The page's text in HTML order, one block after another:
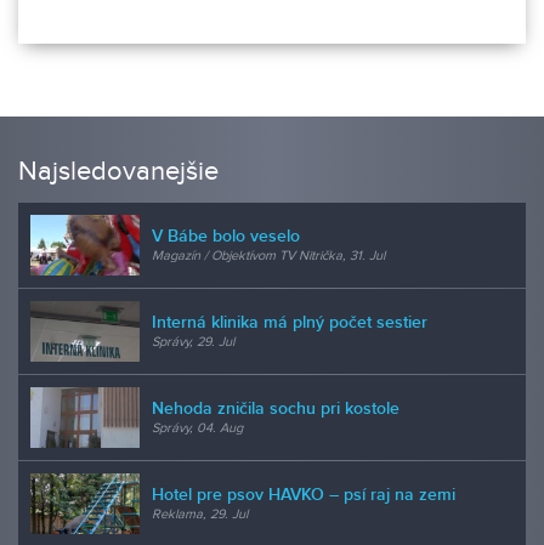
Najsledovanejšie
V Bábe bolo veselo
Magazín / Objektívom TV Nitrička, 31. Jul
Interná klinika má plný počet sestier
Správy, 29. Jul
Nehoda zničila sochu pri kostole
Správy, 04. Aug
Hotel pre psov HAVKO – psí raj na zemi
Reklama, 29. Jul